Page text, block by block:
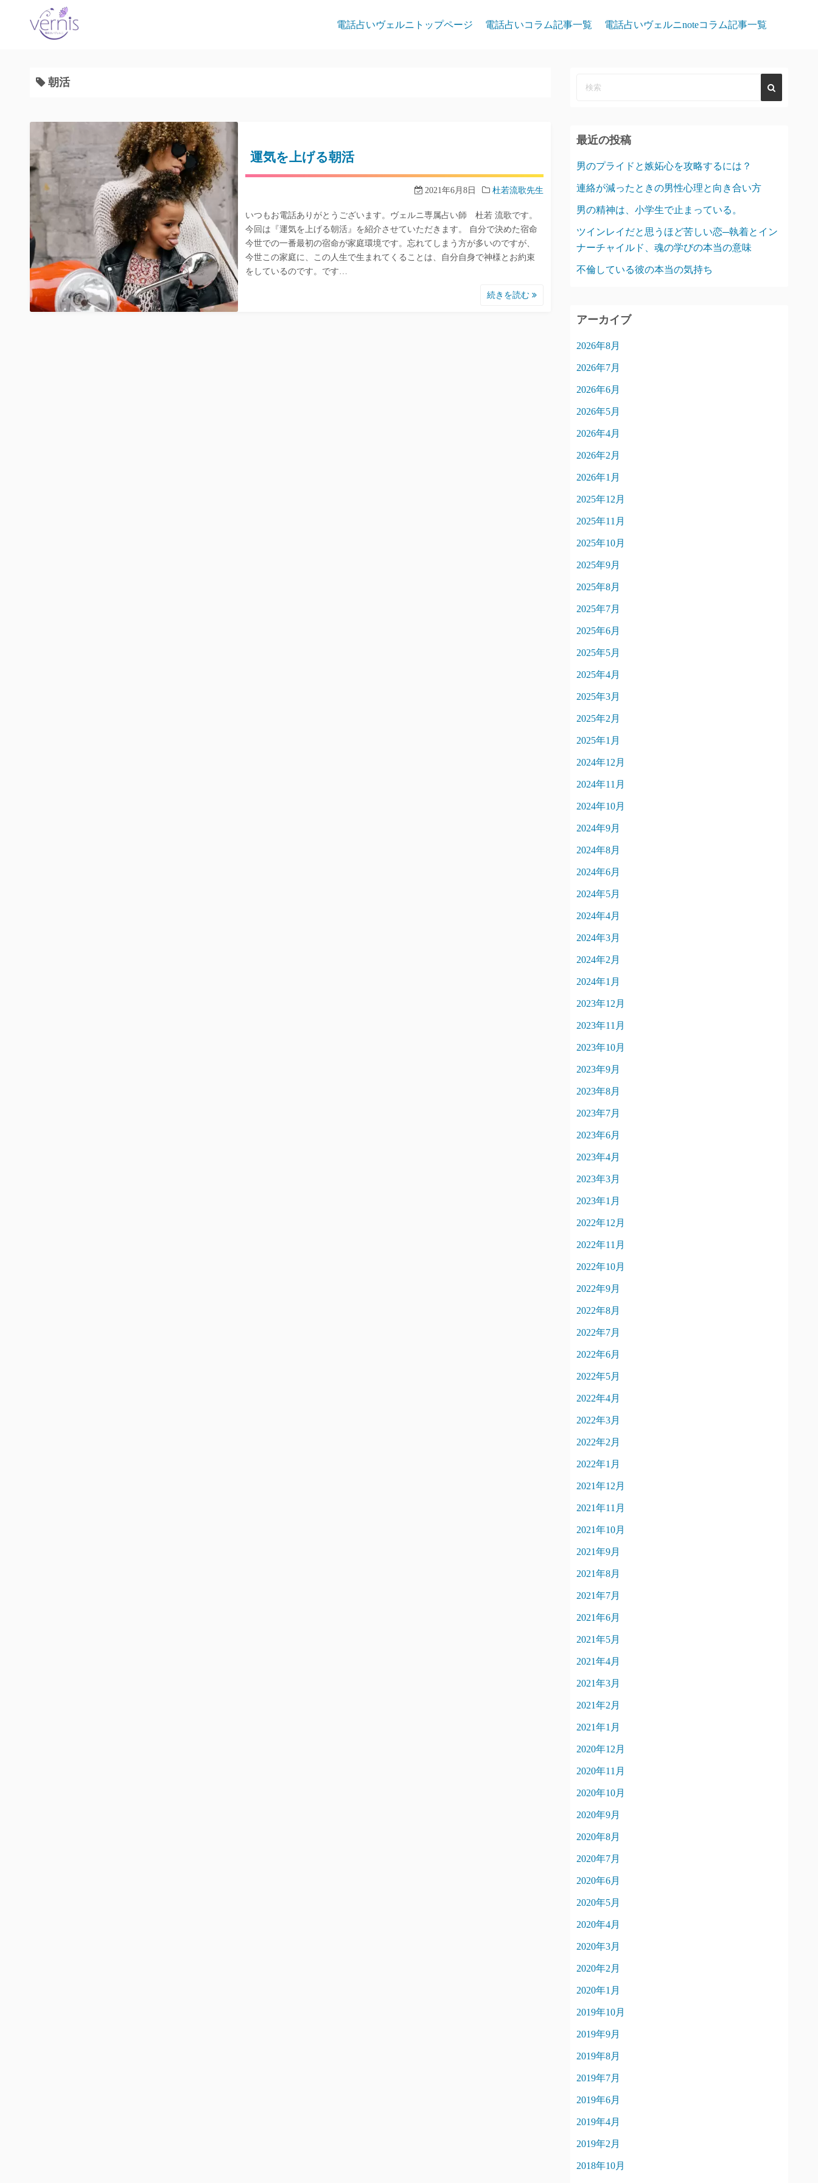
電話占いヴェルニトップページ 電話占いコラム記事一覧 電話占いヴェルニnoteコラム記事一覧
朝活
運気を上げる朝活
2021年6月8日 杜若流歌先生
いつもお電話ありがとうございます。ヴェルニ専属占い師 杜若 流歌です。
今回は『運気を上げる朝活』を紹介させていただきます。 自分で決めた宿命
今世での一番最初の宿命が家庭環境です。忘れてしまう方が多いのですが、
今世この家庭に、この人生で生まれてくることは、自分自身で神様とお約束
をしているのです。です…
続きを読む
最近の投稿
男のプライドと嫉妬心を攻略するには？
連絡が減ったときの男性心理と向き合い方
男の精神は、小学生で止まっている。
ツインレイだと思うほど苦しい恋─執着とイン
ナーチャイルド、魂の学びの本当の意味
不倫している彼の本当の気持ち
アーカイブ
2026年8月
2026年7月
2026年6月
2026年5月
2026年4月
2026年2月
2026年1月
2025年12月
2025年11月
2025年10月
2025年9月
2025年8月
2025年7月
2025年6月
2025年5月
2025年4月
2025年3月
2025年2月
2025年1月
2024年12月
2024年11月
2024年10月
2024年9月
2024年8月
2024年6月
2024年5月
2024年4月
2024年3月
2024年2月
2024年1月
2023年12月
2023年11月
2023年10月
2023年9月
2023年8月
2023年7月
2023年6月
2023年4月
2023年3月
2023年1月
2022年12月
2022年11月
2022年10月
2022年9月
2022年8月
2022年7月
2022年6月
2022年5月
2022年4月
2022年3月
2022年2月
2022年1月
2021年12月
2021年11月
2021年10月
2021年9月
2021年8月
2021年7月
2021年6月
2021年5月
2021年4月
2021年3月
2021年2月
2021年1月
2020年12月
2020年11月
2020年10月
2020年9月
2020年8月
2020年7月
2020年6月
2020年5月
2020年4月
2020年3月
2020年2月
2020年1月
2019年10月
2019年9月
2019年8月
2019年7月
2019年6月
2019年4月
2019年2月
2018年10月